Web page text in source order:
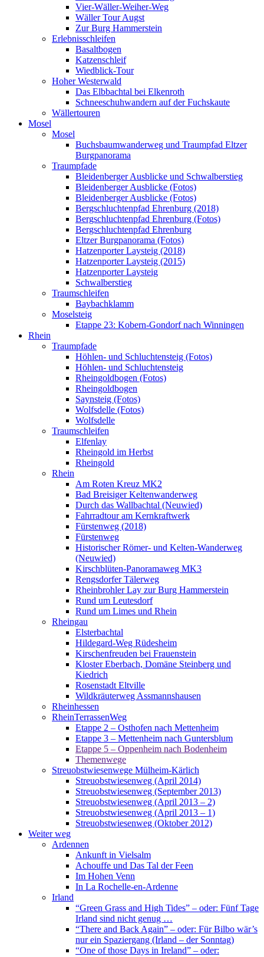
Vier-Wäller-Weiher-Weg
Wäller Tour Augst
Zur Burg Hammerstein
Erlebnisschleifen
Basaltbogen
Katzenschleif
Wiedblick-Tour
Hoher Westerwald
Das Elbbachtal bei Elkenroth
Schneeschuhwandern auf der Fuchskaute
Wällertouren
Mosel
Mosel
Buchsbaumwanderweg und Traumpfad Eltzer
Burgpanorama
Traumpfade
Bleidenberger Ausblicke und Schwalberstieg
Bleidenberger Ausblicke (Fotos)
Bleidenberger Ausblicke (Fotos)
Bergschluchtenpfad Ehrenburg (2018)
Bergschluchtenpfad Ehrenburg (Fotos)
Bergschluchtenpfad Ehrenburg
Eltzer Burgpanorama (Fotos)
Hatzenporter Laysteig (2018)
Hatzenporter Laysteig (2015)
Hatzenporter Laysteig
Schwalberstieg
Traumschleifen
Baybachklamm
Moselsteig
Etappe 23: Kobern-Gondorf nach Winningen
Rhein
Traumpfade
Höhlen- und Schluchtensteig (Fotos)
Höhlen- und Schluchtensteig
Rheingoldbogen (Fotos)
Rheingoldbogen
Saynsteig (Fotos)
Wolfsdelle (Fotos)
Wolfsdelle
Traumschleifen
Elfenlay
Rheingold im Herbst
Rheingold
Rhein
Am Roten Kreuz MK2
Bad Breisiger Keltenwanderweg
Durch das Wallbachtal (Neuwied)
Fahrradtour am Kernkraftwerk
Fürstenweg (2018)
Fürstenweg
Historischer Römer- und Kelten-Wanderweg
(Neuwied)
Kirschblüten-Panoramaweg MK3
Rengsdorfer Tälerweg
Rheinbrohler Lay zur Burg Hammerstein
Rund um Leutesdorf
Rund um Limes und Rhein
Rheingau
Elsterbachtal
Hildegard-Weg Rüdesheim
Kirschenfreuden bei Frauenstein
Kloster Eberbach, Domäne Steinberg und
Kiedrich
Rosenstadt Eltville
Wildkräuterweg Assmannshausen
Rheinhessen
RheinTerrassenWeg
Etappe 2 – Osthofen nach Mettenheim
Etappe 3 – Mettenheim nach Guntersblum
Etappe 5 – Oppenheim nach Bodenheim
Themenwege
Streuobstwiesenwege Mülheim-Kärlich
Streuobstwiesenweg (April 2014)
Streuobstwiesenweg (September 2013)
Streuobstwiesenweg (April 2013 – 2)
Streuobstwiesenweg (April 2013 – 1)
Streuobstwiesenweg (Oktober 2012)
Weiter weg
Ardennen
Ankunft in Vielsalm
Achouffe und Das Tal der Feen
Im Hohen Venn
In La Rochelle-en-Ardenne
Irland
“Green Grass and High Tides” – oder: Fünf Tage
Irland sind nicht genug …
“There and Back Again” – oder: Für Bilbo wär’s
nur ein Spaziergang (Irland – der Sonntag)
“One of those Days in Ireland” – oder: